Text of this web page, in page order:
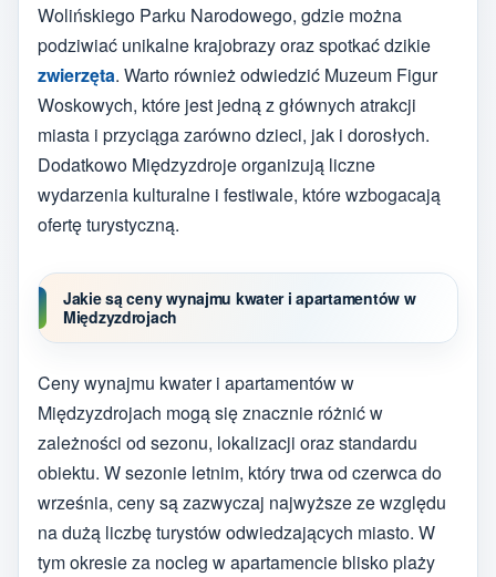
Wolińskiego Parku Narodowego, gdzie można
podziwiać unikalne krajobrazy oraz spotkać dzikie
zwierzęta. Warto również odwiedzić Muzeum Figur
Woskowych, które jest jedną z głównych atrakcji
miasta i przyciąga zarówno dzieci, jak i dorosłych.
Dodatkowo Międzyzdroje organizują liczne
wydarzenia kulturalne i festiwale, które wzbogacają
ofertę turystyczną.
Jakie są ceny wynajmu kwater i apartamentów w
Międzyzdrojach
Ceny wynajmu kwater i apartamentów w
Międzyzdrojach mogą się znacznie różnić w
zależności od sezonu, lokalizacji oraz standardu
obiektu. W sezonie letnim, który trwa od czerwca do
września, ceny są zazwyczaj najwyższe ze względu
na dużą liczbę turystów odwiedzających miasto. W
tym okresie za nocleg w apartamencie blisko plaży